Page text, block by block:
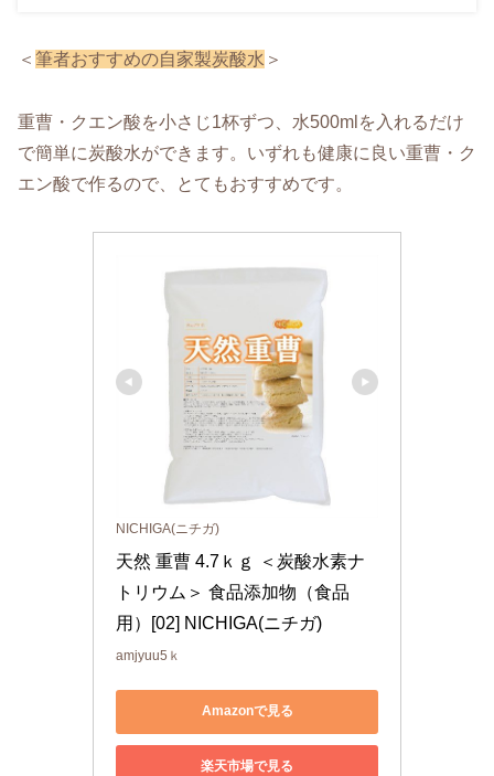
＜ 筆者おすすめの自家製炭酸水 ＞
重曹・クエン酸を小さじ1杯ずつ、水500mlを入れるだけ
で簡単に炭酸水ができます。いずれも健康に良い重曹・ク
エン酸で作るので、とてもおすすめです。
NICHIGA(ニチガ)
天然 重曹 4.7ｋｇ ＜炭酸水素ナ
トリウム＞ 食品添加物（食品
用）[02] NICHIGA(ニチガ)
amjyuu5ｋ
Amazonで見る
楽天市場で見る